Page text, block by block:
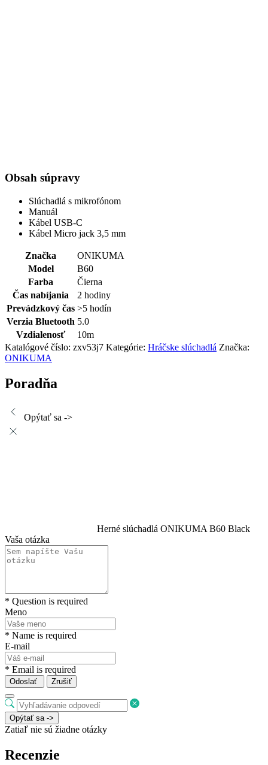
Obsah súpravy
Slúchadlá s mikrofónom
Manuál
Kábel USB-C
Kábel Micro jack 3,5 mm
Značka
ONIKUMA
Model
B60
Farba
Čierna
Čas nabíjania
2 hodiny
Prevádzkový čas >5 hodín
Verzia Bluetooth 5.0
Vzdialenosť
10m
Katalógové číslo: zxv53j7 Kategórie: Hráčske slúchadlá Značka:
ONIKUMA
Poradňa
Opýtať sa ->
Herné slúchadlá ONIKUMA B60 Black
Vaša otázka
* Question is required
Meno
* Name is required
E-mail
* Email is required
Odoslať Zrušiť
Opýtať sa ->
Zatiaľ nie sú žiadne otázky
Recenzie